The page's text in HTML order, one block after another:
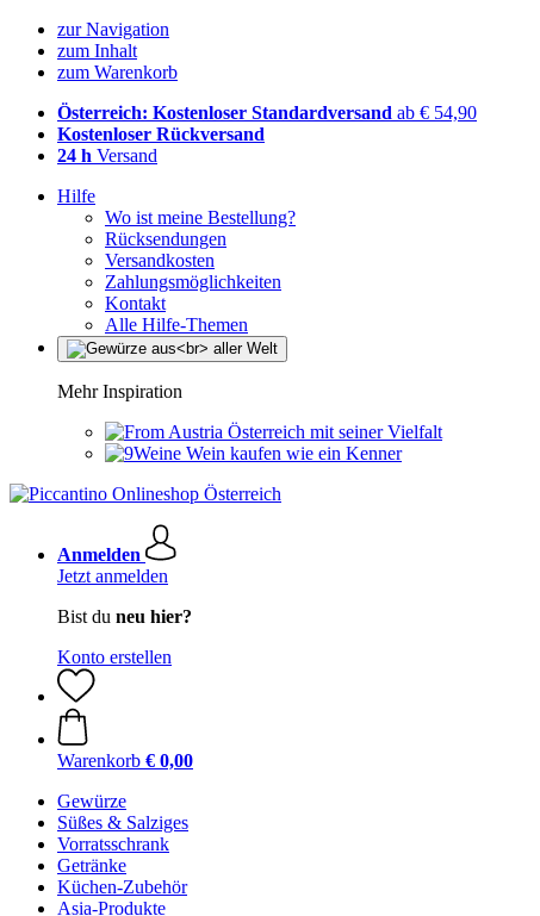
zur Navigation
zum Inhalt
zum Warenkorb
Österreich: Kostenloser Standardversand ab € 54,90
Kostenloser Rückversand
24 h Versand
Hilfe
Wo ist meine Bestellung?
Rücksendungen
Versandkosten
Zahlungsmöglichkeiten
Kontakt
Alle Hilfe-Themen
Mehr Inspiration
Österreich mit seiner Vielfalt
Wein kaufen wie ein Kenner
Anmelden
Jetzt anmelden
Bist du neu hier?
Konto erstellen
Warenkorb € 0,00
Gewürze
Süßes & Salziges
Vorratsschrank
Getränke
Küchen-Zubehör
Asia-Produkte